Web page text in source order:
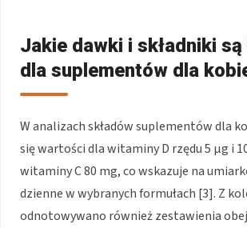
Jakie dawki i składniki
dla suplementów dla
W analizach składów suplementów dla
się wartości dla witaminy D rzędu 5 µg i
witaminy C 80 mg, co wskazuje na
dzienne w wybranych formułach [3]. Z
odnotowywano również zestawienia